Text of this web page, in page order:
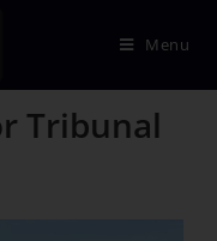
Menu
Tribunal